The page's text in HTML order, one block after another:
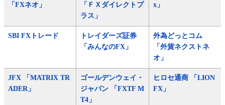
「FXネオ」
「ＦＸダイレクトプ
ラス」
x」
SBI FXトレード
トレイダーズ証券
「みんなのFX」
外為どっとコム
「外貨ネクストネ
オ」
JFX 「MATRIX TR
ADER」
ゴールデンウェイ・
ジャパン 「FXTF M
T4」
ヒロセ通商 「LION
FX」